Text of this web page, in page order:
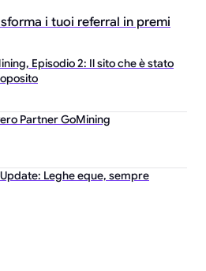
i tuoi referral in premi
Episodio 2: Il sito che è stato
Partner GoMining
Leghe eque, sempre